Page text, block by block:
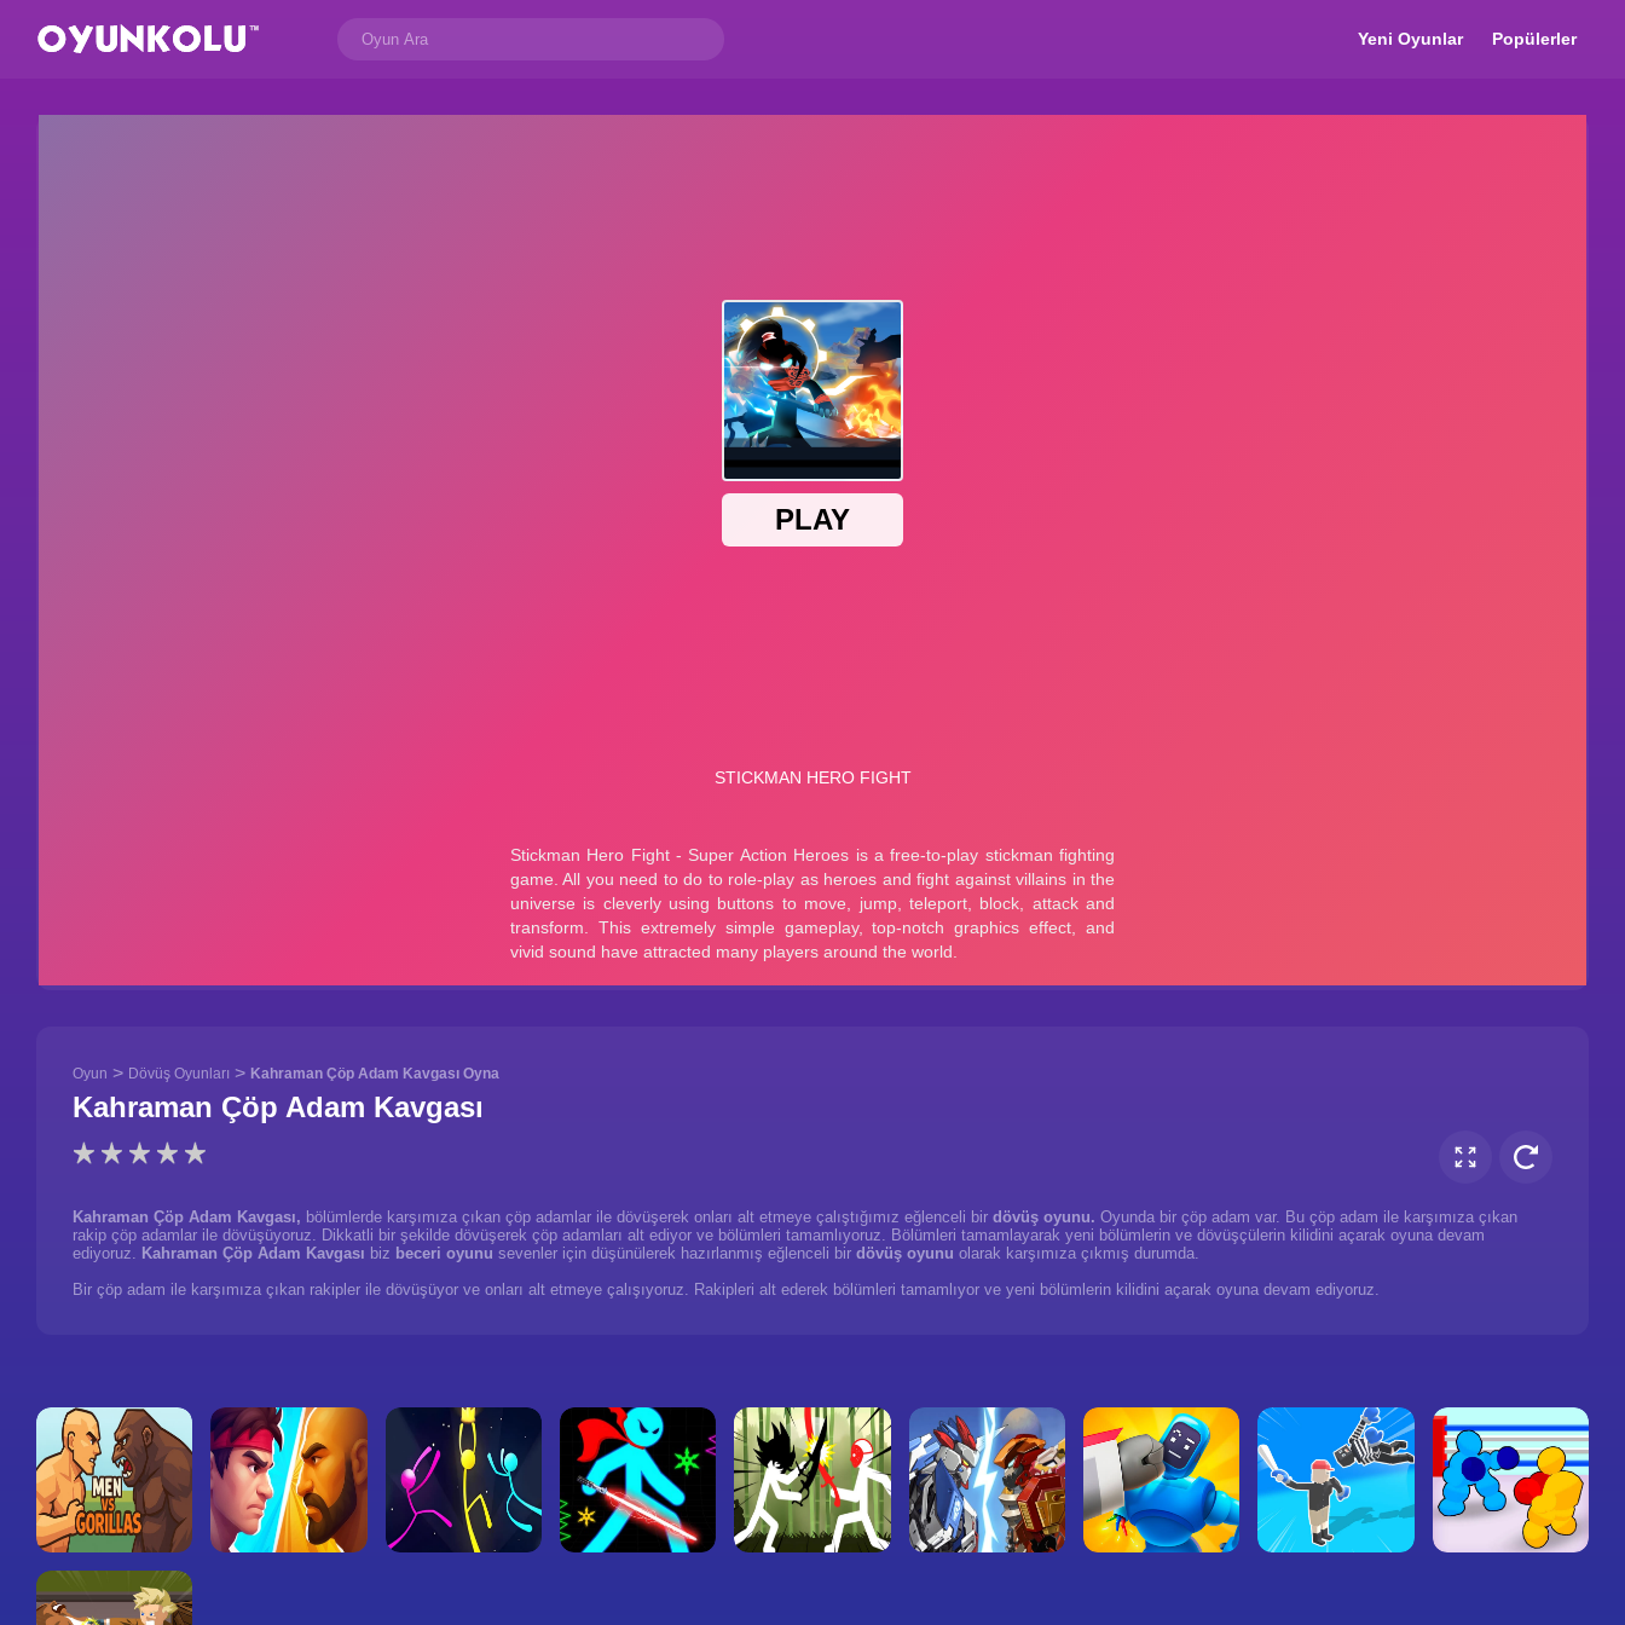
Yeni Oyunlar Popülerler
Oyun > Dövüş Oyunları > Kahraman Çöp Adam Kavgası Oyna
Kahraman Çöp Adam Kavgası
Kahraman Çöp Adam Kavgası, bölümlerde karşımıza çıkan çöp adamlar ile dövüşerek onları alt etmeye çalıştığımız eğlenceli bir dövüş oyunu. Oyunda bir çöp adam var. Bu çöp adam ile karşımıza çıkan
rakip çöp adamlar ile dövüşüyoruz. Dikkatli bir şekilde dövüşerek çöp adamları alt ediyor ve bölümleri tamamlıyoruz. Bölümleri tamamlayarak yeni bölümlerin ve dövüşçülerin kilidini açarak oyuna devam
ediyoruz. Kahraman Çöp Adam Kavgası biz beceri oyunu sevenler için düşünülerek hazırlanmış eğlenceli bir dövüş oyunu olarak karşımıza çıkmış durumda.
Bir çöp adam ile karşımıza çıkan rakipler ile dövüşüyor ve onları alt etmeye çalışıyoruz. Rakipleri alt ederek bölümleri tamamlıyor ve yeni bölümlerin kilidini açarak oyuna devam ediyoruz.